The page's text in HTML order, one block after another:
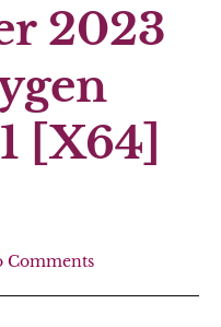
2023
[x64]
Comments